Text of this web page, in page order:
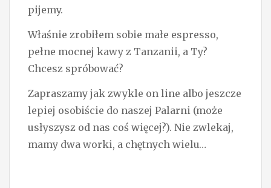
pijemy.
Właśnie zrobiłem sobie małe espresso,
pełne mocnej kawy z Tanzanii, a Ty?
Chcesz spróbować?
Zapraszamy jak zwykle on line albo jeszcze
lepiej osobiście do naszej Palarni (może
usłyszysz od nas coś więcej?). Nie zwlekaj,
mamy dwa worki, a chętnych wielu…